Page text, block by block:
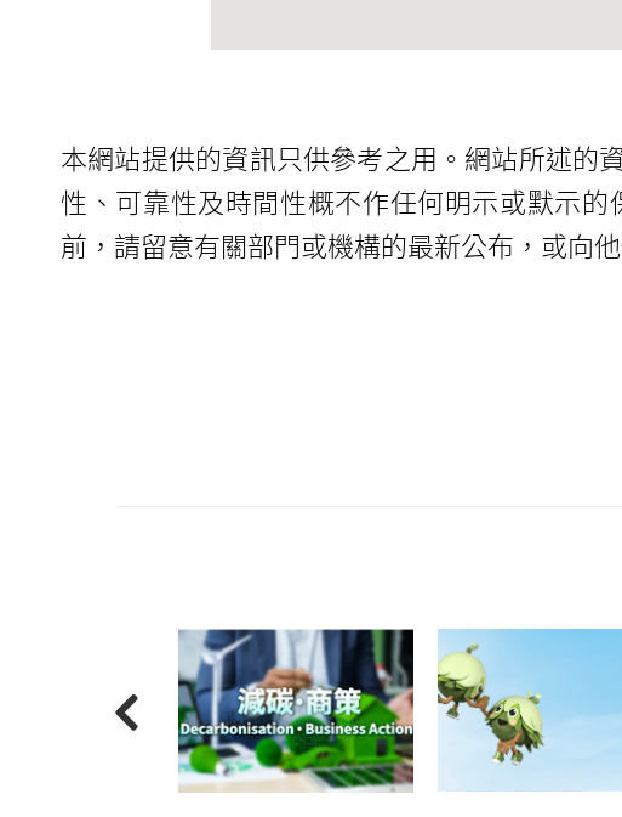
本網站提供的資訊只供參考之用。網站所述的
性、可靠性及時間性概不作任何明示或默示
前，請留意有關部門或機構的最新公布，或向